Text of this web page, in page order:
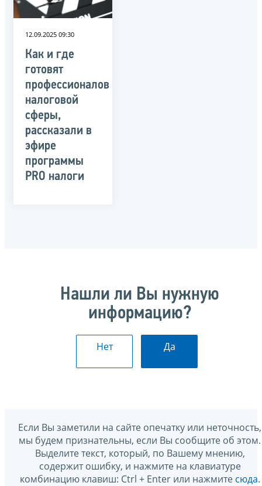
12.09.2025 09:30
Как и где
готовят
профессионалов
налоговой
сферы,
рассказали в
эфире
программы
PRO налоги
Нашли ли Вы нужную
информацию?
Нет Да
Если Вы заметили на сайте опечатку или неточность,
мы будем признательны, если Вы сообщите об этом.
Выделите текст, который, по Вашему мнению,
содержит ошибку, и нажмите на клавиатуре
комбинацию клавиш: Ctrl + Enter или нажмите сюда.